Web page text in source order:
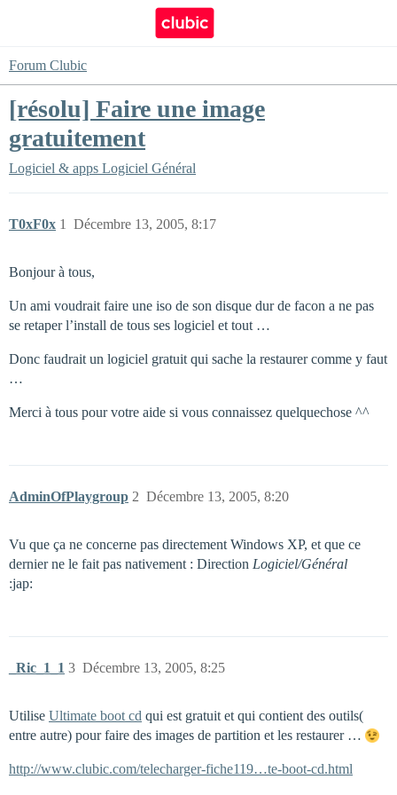
Forum Clubic
[résolu] Faire une image
gratuitement
Logiciel & apps Logiciel Général
T0xF0x Décembre 13, 2005, 8:17
1
Bonjour à tous,
Un ami voudrait faire une iso de son disque dur de facon a ne pas
se retaper l’install de tous ses logiciel et tout …
Donc faudrait un logiciel gratuit qui sache la restaurer comme y faut
…
Merci à tous pour votre aide si vous connaissez quelquechose ^^
AdminOfPlaygroup Décembre 13, 2005, 8:20
2
Vu que ça ne concerne pas directement Windows XP, et que ce
dernier ne le fait pas nativement : Direction Logiciel/Général
:jap:
_Ric_1_1 Décembre 13, 2005, 8:25
3
Utilise Ultimate boot cd qui est gratuit et qui contient des outils(
entre autre) pour faire des images de partition et les restaurer …
http://www.clubic.com/telecharger-fiche119…te-boot-cd.html